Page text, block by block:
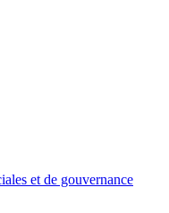
et de gouvernance